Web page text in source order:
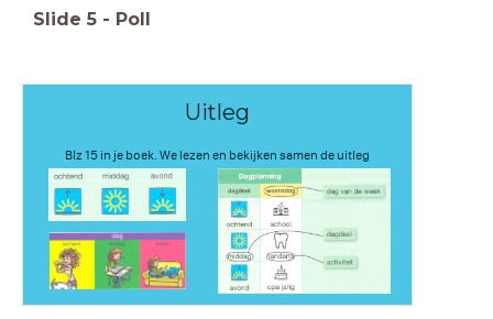
Slide 5 - Poll
Uitleg
Blz 15 in je boek. We lezen en bekijken samen de uitleg